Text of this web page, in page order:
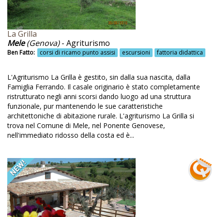
Attività di educazione ambientale
Attività rurali
Attività rurali con i clienti
Azienda agricola
Azienda agricola bio
Azienda agricola biologica
Azienda agricola certificata
Azienda biologica
B&B
B&b Toscana
Bagno nel vino
Balsorano
La Grilla
Mele(Genova)- Agriturismo
Ben Fatto: corsi di ricamo punto assisi escursioni fattoria didattica
L'Agriturismo La Grilla è gestito, sin dalla sua nascita, dalla
Famiglia Ferrando. Il casale originario è stato completamente
ristrutturato negli anni scorsi dando luogo ad una struttura
funzionale, pur mantenendo le sue caratteristiche
architettoniche di abitazione rurale. L'agriturismo La Grilla si
trova nel Comune di Mele, nel Ponente Genovese,
nell'immediato ridosso della costa ed è...